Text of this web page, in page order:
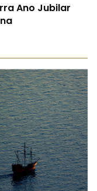
Ano Jubilar